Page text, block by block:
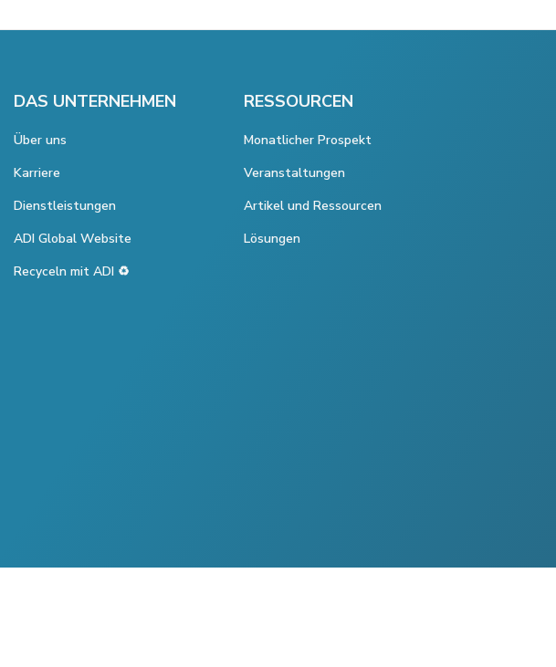
DAS UNTERNEHMEN
Über uns
Karriere
Dienstleistungen
ADI Global Website
Recyceln mit ADI ♻️
RESSOURCEN
Monatlicher Prospekt
Veranstaltungen
Artikel und Ressourcen
Lösungen